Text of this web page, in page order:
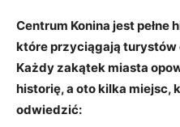
Centrum Konina jest
które ​przyciągają⁢ turystów
Każdy zakątek ⁤miasta
historię, a oto ⁤kilka miejsc,
odwiedzić: